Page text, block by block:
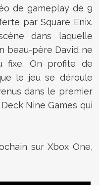
de gameplay de 9
par Square Enix.
dans laquelle
beau-père David ne
fixe. On profite de
le jeu se déroule
dans le premier
Deck Nine Games qui
sur Xbox One,